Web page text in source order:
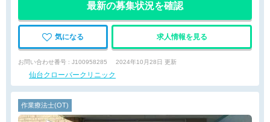
最新の募集状況を確認
気になる 求人情報を見る
お問い合わせ番号 : J100958285 2024年10月28日 更新
仙台クローバークリニック
作業療法士(OT)